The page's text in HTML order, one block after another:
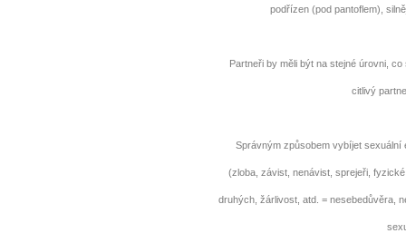
podřízen (pod pantoflem),
Partneři by měli být na stejné úrovni,
citlivý
Správným způsobem vybíjet sexuální
(zloba, závist, nenávist, sprejeři,
druhých, žárlivost, atd. = nesebedůvěra,